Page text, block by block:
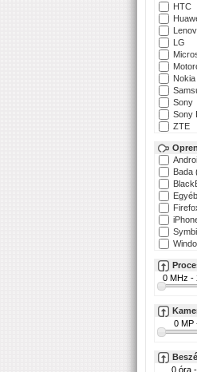
HTC
LG
Nokia
Sony
Sony
ZTE
Bada
Egyéb